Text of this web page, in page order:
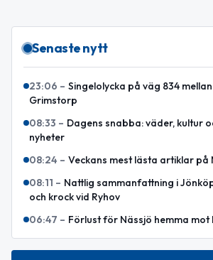
Senaste nytt
23:06 – Singelolycka på väg 834
Grimstorp
08:33 – Dagens snabba: väder, kultur
nyheter
08:24 – Veckans mest lästa artiklar på
08:11 – Nattlig sammanfattning i
och krock vid Ryhov
06:47 – Förlust för Nässjö hemma mot